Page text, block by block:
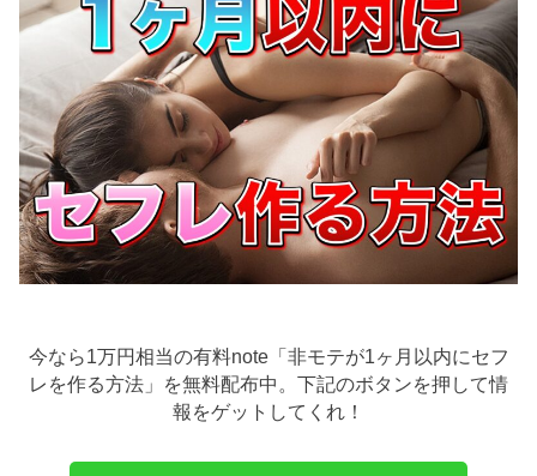
今なら1万円相当の有料note「非モテが1ヶ月以内にセフ
レを作る方法」を無料配布中。下記のボタンを押して情
報をゲットしてくれ！